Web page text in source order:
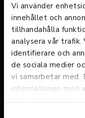
Vi använder
innehållet och
tillhandahålla
analysera vår trafik.
identifierare och
de sociala medier
vi samarbetar med.
informationen med
Öppettider
Telefontider
Vardagar: 09:00-